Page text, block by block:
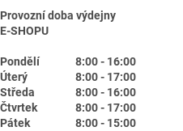
Provozní doba výdejny
E-SHOPU
Pondělí
8:00 - 16:00
Úterý
8:00 - 17:00
Středa
8:00 - 16:00
Čtvrtek
8:00 - 17:00
Pátek
8:00 - 15:00